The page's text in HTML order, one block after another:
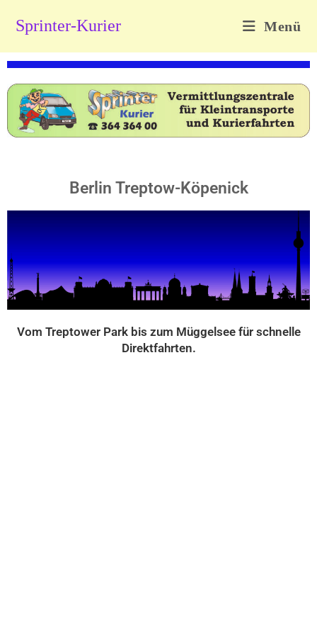
Sprinter-Kurier Menü
Berlin Treptow-Köpenick
Vom Treptower Park bis zum Müggelsee für schnelle
Direktfahrten.